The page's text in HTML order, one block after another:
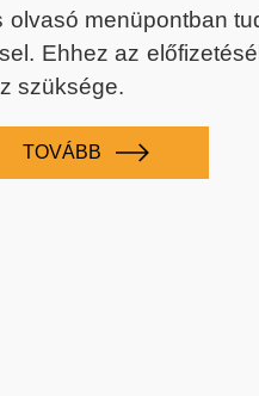
olvasó menüpontban
Ehhez az
szüksége.
TOVÁBB